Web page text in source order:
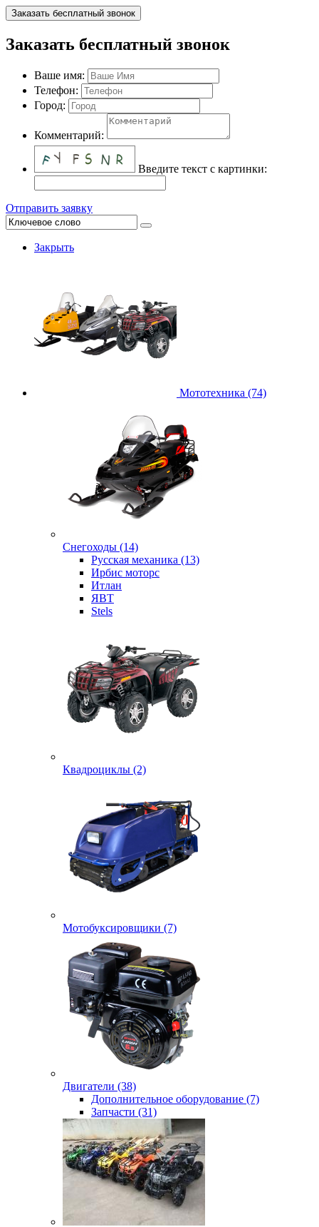
Заказать бесплатный звонок
Заказать бесплатный звонок
Ваше имя:
Телефон:
Город:
Комментарий:
Введите текст с картинки:
Отправить заявку
Закрыть
Мототехника (74)
Снегоходы (14)
Русская механика (13)
Ирбис моторс
Итлан
ЯВТ
Stels
Квадроциклы (2)
Мотобуксировщики (7)
Двигатели (38)
Дополнительное оборудование (7)
Запчасти (31)